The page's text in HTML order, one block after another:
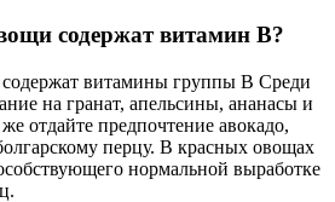
содержат витамин В?
витамины группы B Среди
на гранат, апельсины, ананасы и
отдайте предпочтение авокадо,
перцу. В красных овощах
нормальной выработке